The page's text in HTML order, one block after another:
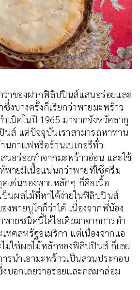
ว่าของฝากฟิลิปปินส์แสนอร่อยและ
งบางครั้งก็เรียกว่าพายมะพร้าว
เนิดในปี 1965 มาจากจังหวัดลากู
นส์ แต่ปัจจุบันเราสามารถหาทาน
นกาแฟหรือร้านเบเกอรีทั่ว
นอร่อยทำจากมะพร้าวอ่อน และใช้
พายมีเนื้อแน่นกว่าพายที่ใช้ครีม
เด่นของพายหลักๆ ก็คือเนื้อ
ป็นผลไม้ที่หาได้ง่ายในฟิลิปปินส์
งพายบูโกก็ว่าได้ เนื่องจากพี่น้อง
พายชนิดนี้ได้ไอเดียมาจากการทำ
ทศสหรัฐอเมริกา แต่เนื่องจากแอ
ม่ใช่ผลไม้หลักของฟิลิปปินส์ ก็เลย
รนำเอามะพร้าวเป็นส่วนประกอบ
บอกเลยว่าอร่อยและกลมกล่อม